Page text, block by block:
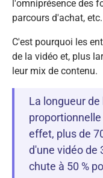
l'omniprésence des
parcours d'achat, etc.
C'est pourquoi les
de la vidéo et, plus
leur mix de contenu.
La longueur
effet, plus de
d'une vidéo de
chute à 50 %